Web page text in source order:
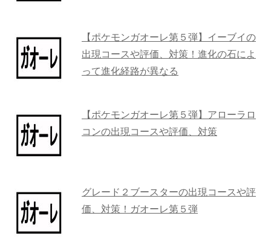
【ポケモンガオーレ第５弾】イーブイの
出現コースや評価、対策！進化の石によ
って進化経路が異なる
【ポケモンガオーレ第５弾】アローラロ
コンの出現コースや評価、対策
グレード２ブースターの出現コースや評
価、対策！ガオーレ第５弾